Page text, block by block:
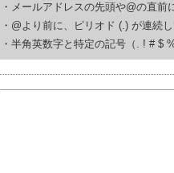
・メールアドレスの先頭や@の直
・@より前に、ピリオド (.) が連続
・半角英数字と特定の記号（. ! # $